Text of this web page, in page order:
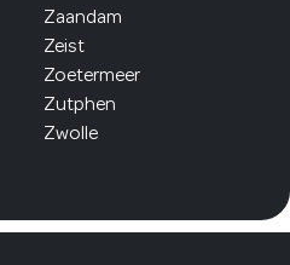
Zaandam
Zeist
Zoetermeer
Zutphen
Zwolle